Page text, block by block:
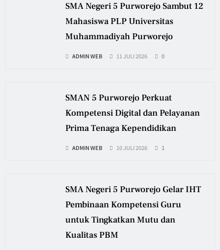
SMA Negeri 5 Purworejo Sambut 12
Mahasiswa PLP Universitas
Muhammadiyah Purworejo
ADMIN WEB 11 JULI 2026 0
SMAN 5 Purworejo Perkuat
Kompetensi Digital dan Pelayanan
Prima Tenaga Kependidikan
ADMIN WEB 10 JULI 2026 1
SMA Negeri 5 Purworejo Gelar IHT
Pembinaan Kompetensi Guru
untuk Tingkatkan Mutu dan
Kualitas PBM